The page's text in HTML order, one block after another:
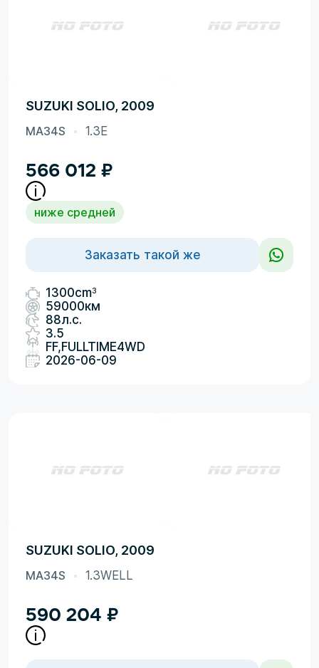
SUZUKI SOLIO, 2009
MA34S 1.3E
566 012 ₽
ниже средней
Заказать такой же
1300cm3
59000км
88л.с.
3.5
FF,FULLTIME4WD
2026-06-09
SUZUKI SOLIO, 2009
MA34S 1.3WELL
590 204 ₽